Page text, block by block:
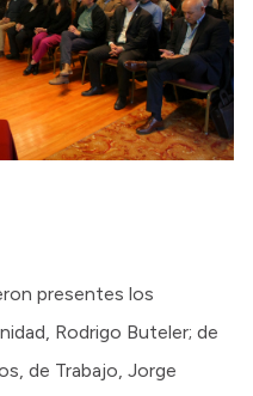
presentes los
Rodrigo Buteler; de
de Trabajo, Jorge